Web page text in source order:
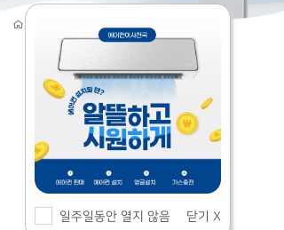
대 표 번 호
010-3412-8050
천 안 점
041-579-8050
아 산 점
일주일동안 열지 않음 닫기 X